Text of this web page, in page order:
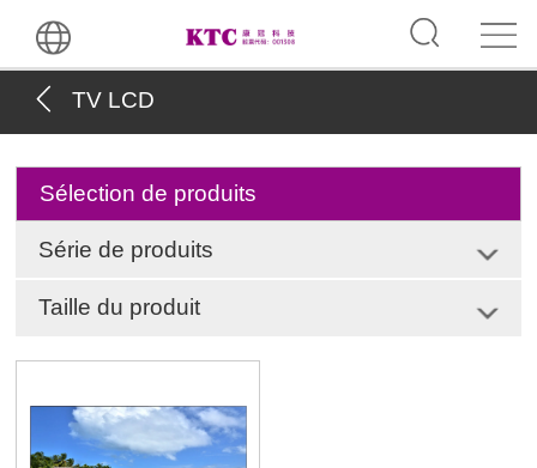
TV LCD
Sélection de produits
Série de produits
Taille du produit